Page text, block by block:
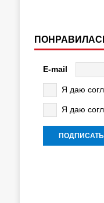
E-mail
Я даю
Я даю